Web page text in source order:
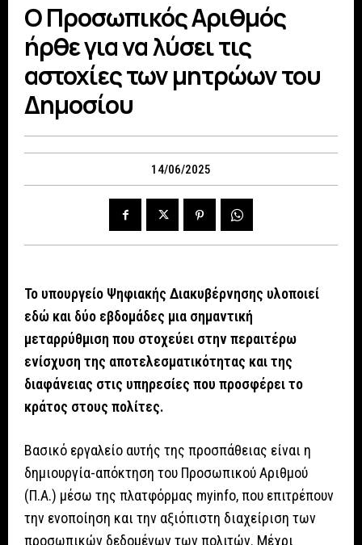
Ο Προσωπικός Αριθμός
ήρθε για να λύσει τις
αστοχίες των μητρώων του
Δημοσίου
14/06/2025
Το υπουργείο Ψηφιακής Διακυβέρνησης υλοποιεί
εδώ και δύο εβδομάδες μια σημαντική
μεταρρύθμιση που στοχεύει στην περαιτέρω
ενίσχυση της αποτελεσματικότητας και της
διαφάνειας στις υπηρεσίες που προσφέρει το
κράτος στους πολίτες.
Βασικό εργαλείο αυτής της προσπάθειας είναι η
δημιουργία-απόκτηση του Προσωπικού Αριθμού
(Π.Α.) μέσω της πλατφόρμας myinfo, που επιτρέπουν
την ενοποίηση και την αξιόπιστη διαχείριση των
προσωπικών δεδομένων των πολιτών. Μέχρι